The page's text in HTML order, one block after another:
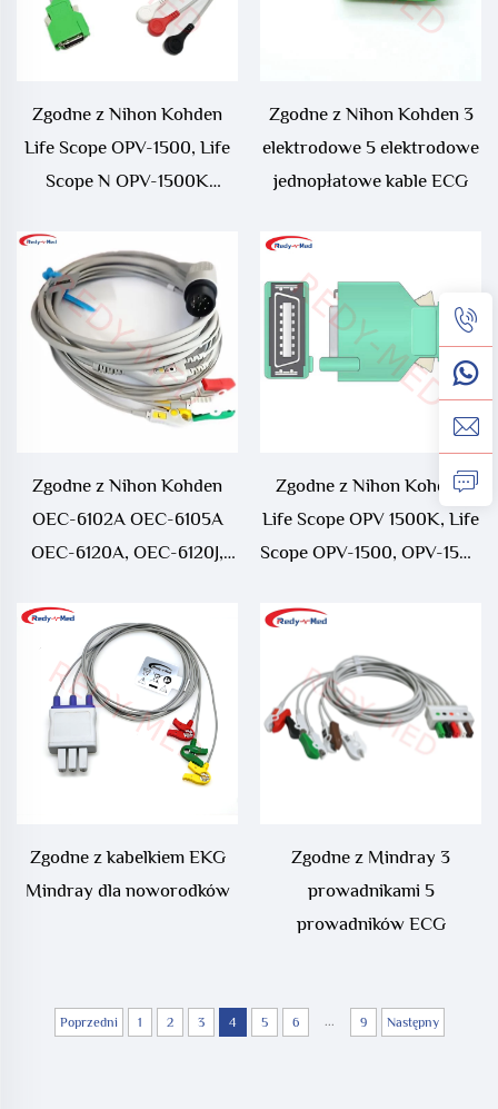
Zgodne z Nihon Kohden
Life Scope OPV-1500, Life
Scope N OPV-1500K
EKG
Zgodne z Nihon Kohden 3
elektrodowe 5 elektrodowe
jednopłatowe kable ECG
Zgodne z Nihon Kohden
OEC-6102A OEC-6105A
OEC-6120A, OEC-6120J,
jednopłatowym kablem
Zgodne z Nihon Kohden
Life Scope OPV 1500K, Life
Scope OPV-1500, OPV-1500
Zgodne z kabelkiem EKG
Mindray dla noworodków
Zgodne z Mindray 3
prowadnikami 5
prowadników ECG
Poprzedni 1 2 3 4 5 6 ... 9 Następny